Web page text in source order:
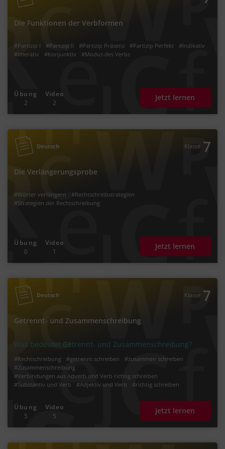
Die Funktionen der Verbformen
#Partizip I #Partizip II #Partizip Präsens #Partizip Perfekt
#Indikativ
#Imerativ
#Konjunktiv #Modus des Verbs
Übung
2
Video
2
Jetzt lernen
Deutsch Klasse 7
Die Verlängerungsprobe
#Wörter verlängern
#Rechtschreibstrategien
#Strategien der Rechtschreibung
Übung
0
Video
1
Jetzt lernen
Deutsch Klasse 7
Getrennt- und Zusammenschreibung
Was bedeutet Getrennt- und Zusammenschreibung?
#Rechtschreibung #getrennt schreiben
#zusammen schreiben
#Zusammenschreibung
#Verbindungen aus Adverb und Verb richtig schreiben
#Substantiv und Verb
#Adjektiv und Verb
#richtig schreiben
Übung
5
Video
5
Jetzt lernen